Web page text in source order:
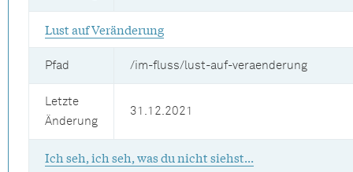
Lust auf Veränderung
Pfad /im-fluss/lust-auf-veraenderung
Letzte
Änderung
31.12.2021
Ich seh, ich seh, was du nicht siehst...